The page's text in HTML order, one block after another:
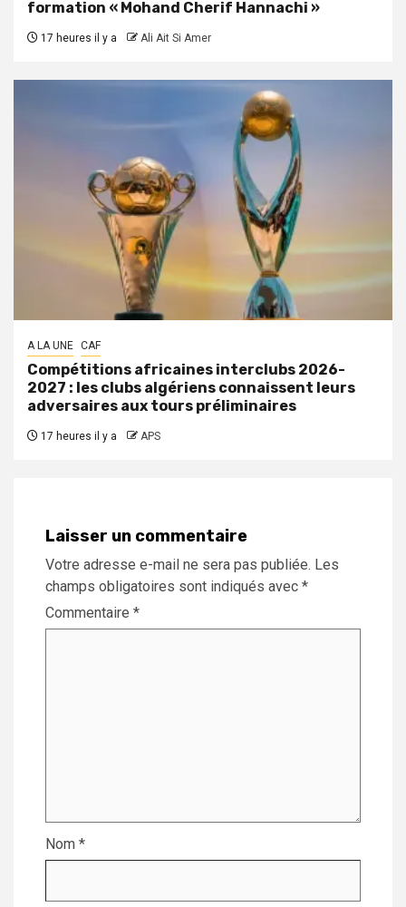
formation « Mohand Cherif Hannachi »
17 heures il y a Ali Ait Si Amer
A LA UNE CAF
Compétitions africaines interclubs 2026-
2027 : les clubs algériens connaissent leurs
adversaires aux tours préliminaires
17 heures il y a APS
Laisser un commentaire
Votre adresse e-mail ne sera pas publiée. Les
champs obligatoires sont indiqués avec *
Commentaire *
Nom *